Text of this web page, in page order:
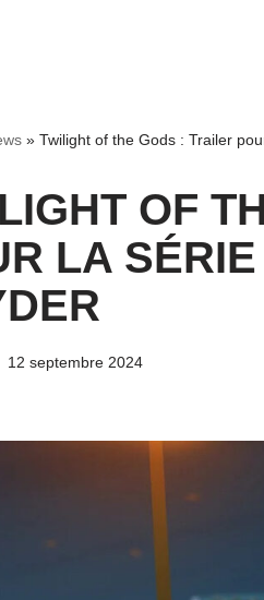
» Twilight of the Gods : Trailer
OF
LA
12 septembre 2024